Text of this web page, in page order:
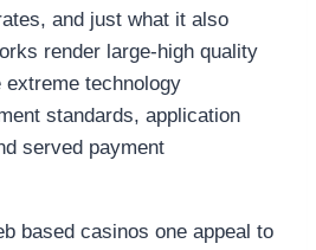
and just what it also
render large-high quality
technology
standards, application
served payment
based casinos one appeal to